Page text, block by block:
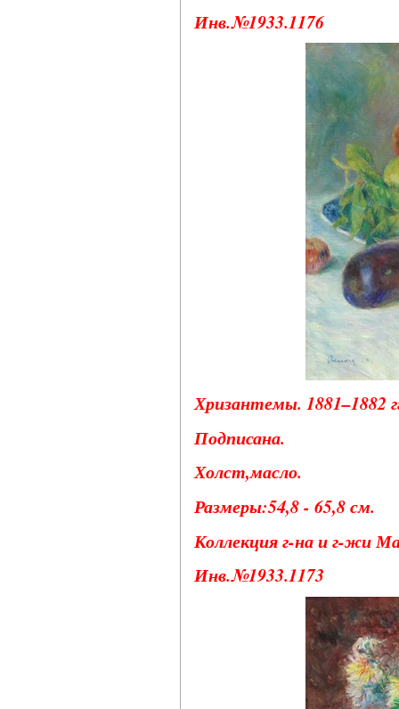
Инв.№1933.1176
Хризантемы. 1881–1882
Подписана.
Холст,масло.
Размеры:54,8 - 65,8 см.
Коллекция г-на и г-жи
Инв.№1933.1173